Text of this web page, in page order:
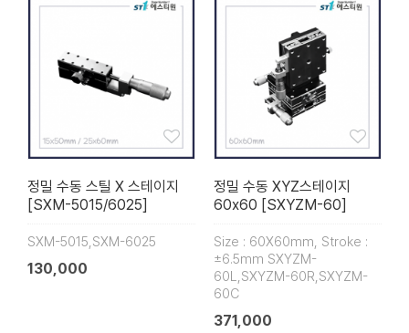
정밀 수동 스틸 X 스테이지
[SXM-5015/6025]
SXM-5015,SXM-6025
130,000
정밀 수동 XYZ스테이지
60x60 [SXYZM-60]
Size : 60X60mm, Stroke :
±6.5mm SXYZM-
60L,SXYZM-60R,SXYZM-
60C
371,000